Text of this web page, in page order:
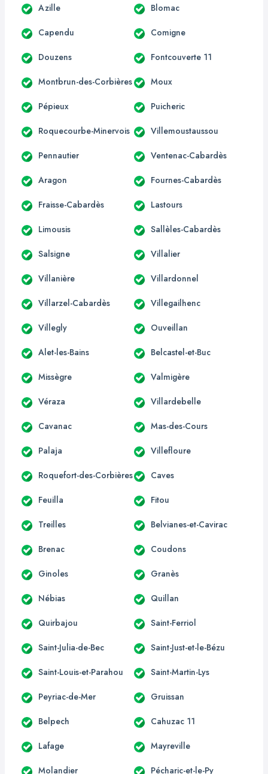
Azille Blomac
Capendu Comigne
Douzens Fontcouverte 11
Montbrun-des-Corbières Moux
Pépieux Puicheric
Roquecourbe-Minervois Villemoustaussou
Pennautier Ventenac-Cabardès
Aragon Fournes-Cabardès
Fraisse-Cabardès Lastours
Limousis Sallèles-Cabardès
Salsigne Villalier
Villanière Villardonnel
Villarzel-Cabardès Villegailhenc
Villegly Ouveillan
Alet-les-Bains Belcastel-et-Buc
Missègre Valmigère
Véraza Villardebelle
Cavanac Mas-des-Cours
Palaja Villefloure
Roquefort-des-Corbières Caves
Feuilla Fitou
Treilles Belvianes-et-Cavirac
Brenac Coudons
Ginoles Granès
Nébias Quillan
Quirbajou Saint-Ferriol
Saint-Julia-de-Bec Saint-Just-et-le-Bézu
Saint-Louis-et-Parahou Saint-Martin-Lys
Peyriac-de-Mer Gruissan
Belpech Cahuzac 11
Lafage Mayreville
Molandier Pécharic-et-le-Py